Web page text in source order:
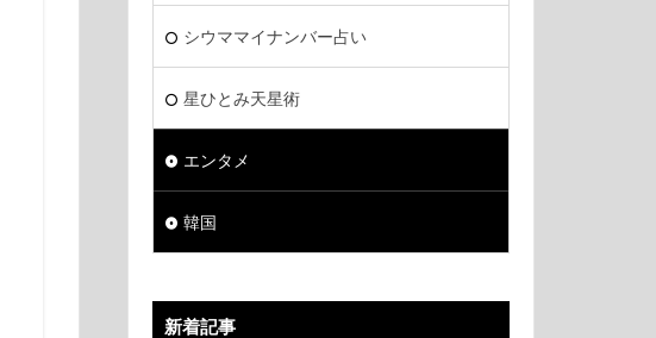
シウママイナンバー占い
星ひとみ天星術
エンタメ
韓国
新着記事